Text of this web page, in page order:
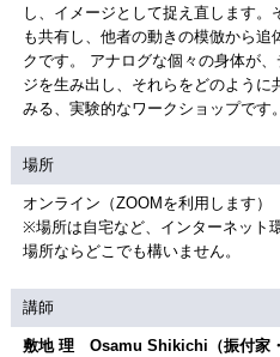
し、イメージとして捉え直します。
も共有し、他者の動きの模倣から追
クです。 アナログな個々の身体が
ジを生み出し、それらをどのように
みる、実験的なワークショップです。
場所
オンライン（ZOOMを利用します）
※場所は自宅など、インターネット
場所ならどこでも構いません。
講師
敷地 理 Osamu Shikichi（振付家・